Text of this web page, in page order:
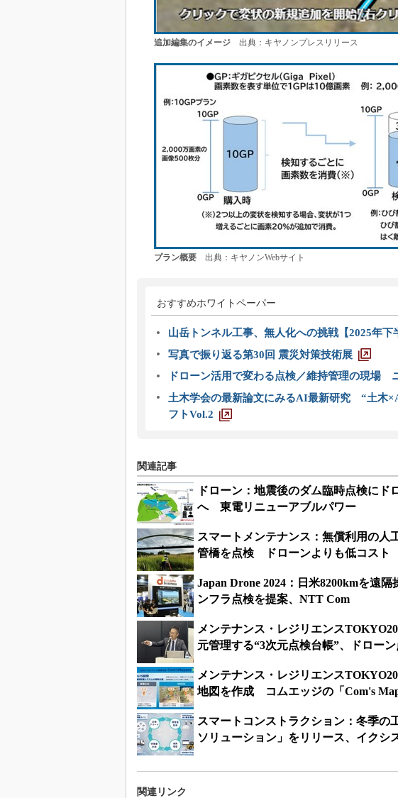
追加編集のイメージ出典：キヤノンプレスリリース
プラン概要出典：キヤノンWebサイト
おすすめホワイトペーパー
山岳トンネル工事、無人化への挑戦【2025年下
写真で振り返る第30回 震災対策技術展
ドローン活用で変わる点検／維持管理の現場
土木学会の最新論文にみるAI最新研究 “土木
フトVol.2
関連記事
ドローン：地震後のダム臨時点検にド
へ 東電リニューアブルパワー
スマートメンテナンス：無償利用の
管橋を点検 ドローンよりも低コスト
Japan Drone 2024：日米8200kmを遠
ンフラ点検を提案、NTT Com
メンテナンス・レジリエンス
元管理する“3次元点検台帳”、ドロー
メンテナンス・レジリエンス
地図を作成 コムエッジの「Com's
スマートコンストラクション：冬季の
ソリューション」をリリース、イクシ
関連リンク